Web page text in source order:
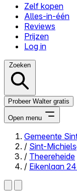
Zelf kopen
Alles-in-één
Reviews
Prijzen
Log in
Zoeken
Probeer Walter gratis
Open menu
Close menu
Gemeente
/ Sint-
/ Theereheide
/ Eikenlaan